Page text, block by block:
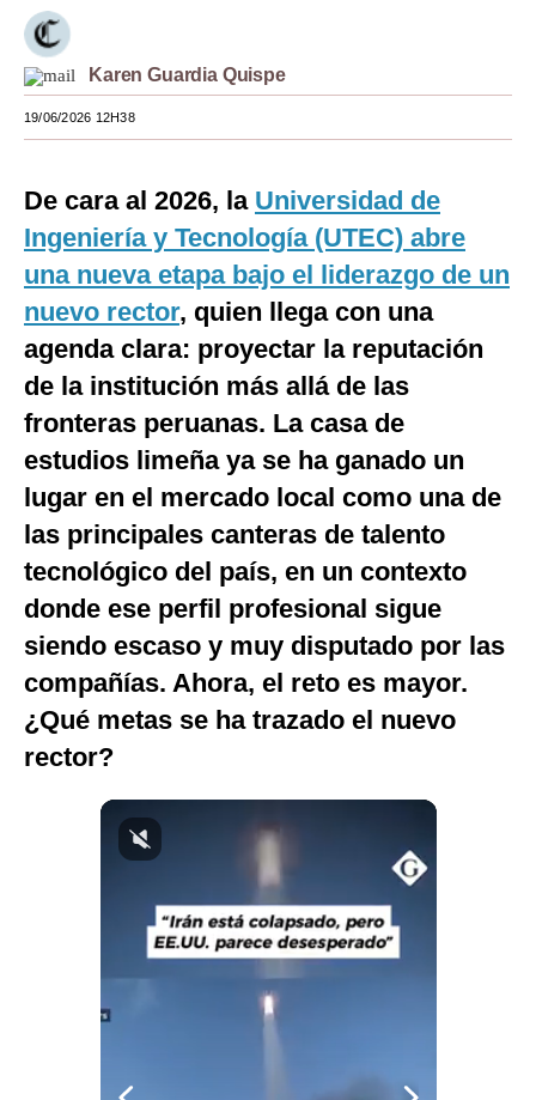
Internacional
Tecnología
Club del Suscriptor
G de Gestión
Podcast
Gestión TV
Fotogalerías
gestion.pe
¿quiénes
Somos?
Términos
Condiciones
Política
Privacidad
Karen Guardia Quispe
19/06/2026 12H38
De cara al 2026, la Universidad de
Ingeniería y Tecnología (UTEC) abre
una nueva etapa bajo el liderazgo de un
nuevo rector, quien llega con una
agenda clara: proyectar la reputación
de la institución más allá de las
fronteras peruanas. La casa de
estudios limeña ya se ha ganado un
lugar en el mercado local como una de
las principales canteras de talento
tecnológico del país, en un contexto
donde ese perfil profesional sigue
siendo escaso y muy disputado por las
compañías. Ahora, el reto es mayor.
¿Qué metas se ha trazado el nuevo
rector?